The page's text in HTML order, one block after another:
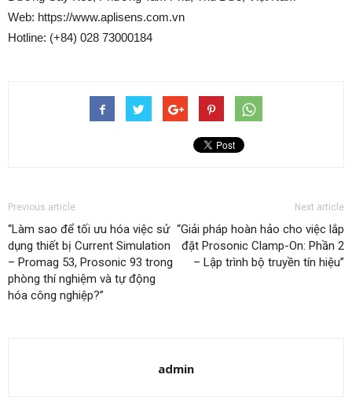
Web: https://www.aplisens.com.vn
Hotline: (+84) 028 73000184
Previous article
“Làm sao để tối ưu hóa việc sử
dụng thiết bị Current Simulation
– Promag 53, Prosonic 93 trong
phòng thí nghiệm và tự động
hóa công nghiệp?”
Next article
“Giải pháp hoàn hảo cho việc lắp
đặt Prosonic Clamp-On: Phần 2
– Lập trình bộ truyền tín hiệu”
admin